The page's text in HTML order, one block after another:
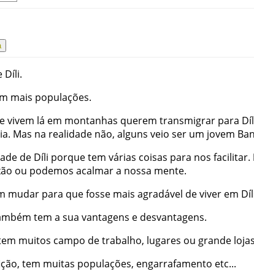
Díli.
mais populações.
vivem lá em montanhas querem transmigrar para
. Mas na realidade não, alguns veio ser um jovem
de Díli porquetem várias coisas para nos facilitar.
ou podemos acalmara nossa mente.
mudar para quefosse mais agradável deviver em
tem a sua vantagens e desvantagens.
muitos campo detrabalho, lugares ou grande lojas
, tem muitas populações, engarrafamento etc...